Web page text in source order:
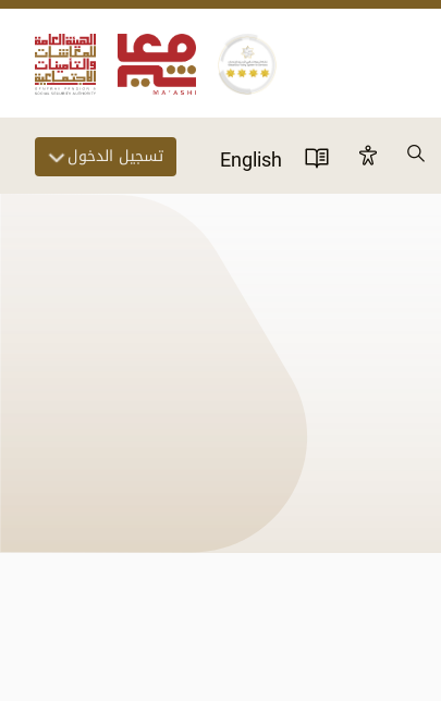
Search
Accessibility Panel
User Directory
English تسجيل الدخول